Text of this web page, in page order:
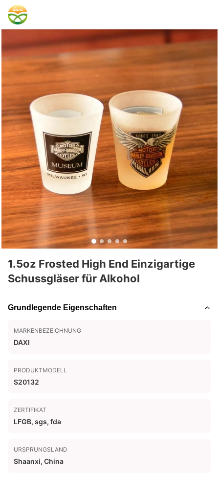
1.5oz Frosted High End Einzigartige
Schussgläser für Alkohol
Grundlegende Eigenschaften
MARKENBEZEICHNUNG
DAXI
PRODUKTMODELL
S20132
ZERTIFIKAT
LFGB, sgs, fda
URSPRUNGSLAND
Shaanxi, China